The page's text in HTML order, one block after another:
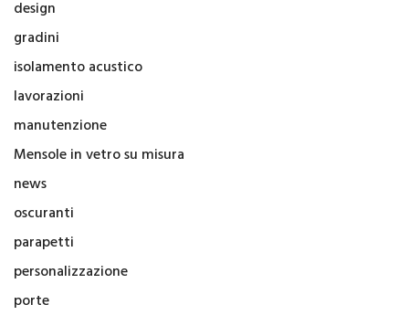
design
gradini
isolamento acustico
lavorazioni
manutenzione
Mensole in vetro su misura
news
oscuranti
parapetti
personalizzazione
porte